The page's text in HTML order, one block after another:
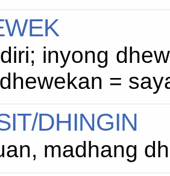
inyong
=
DHINGIN
madhang